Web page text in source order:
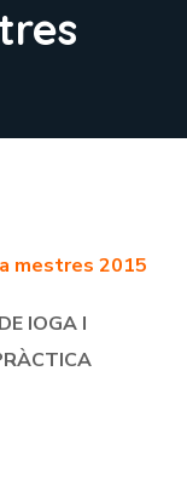
mestres 2015
IOGA I